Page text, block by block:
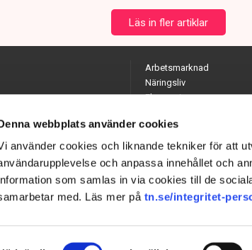
webbplats använder cookies
använder cookies och liknande tekniker för att
och anpassa innehållet och
som samlas in via cookies till de
med. Läs mer på tn.se/integritet-
Samtyckesval
Läs in fler artiklar
Arbetsmarknad
Näringsliv
Ekonomi
Opinion
Hållbarhet
Utrikes
Quiz